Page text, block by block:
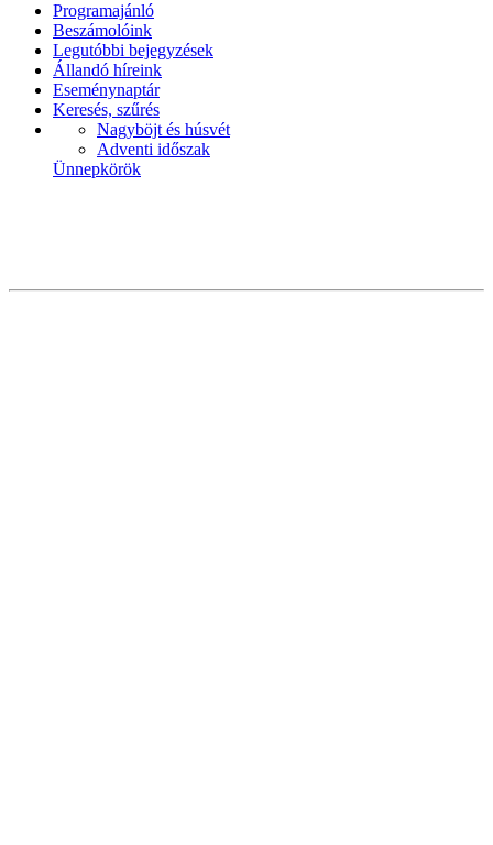
Programajánló
Beszámolóink
Legutóbbi bejegyzések
Állandó híreink
Eseménynaptár
Keresés, szűrés
Nagyböjt és húsvét
Adventi időszak
Ünnepkörök